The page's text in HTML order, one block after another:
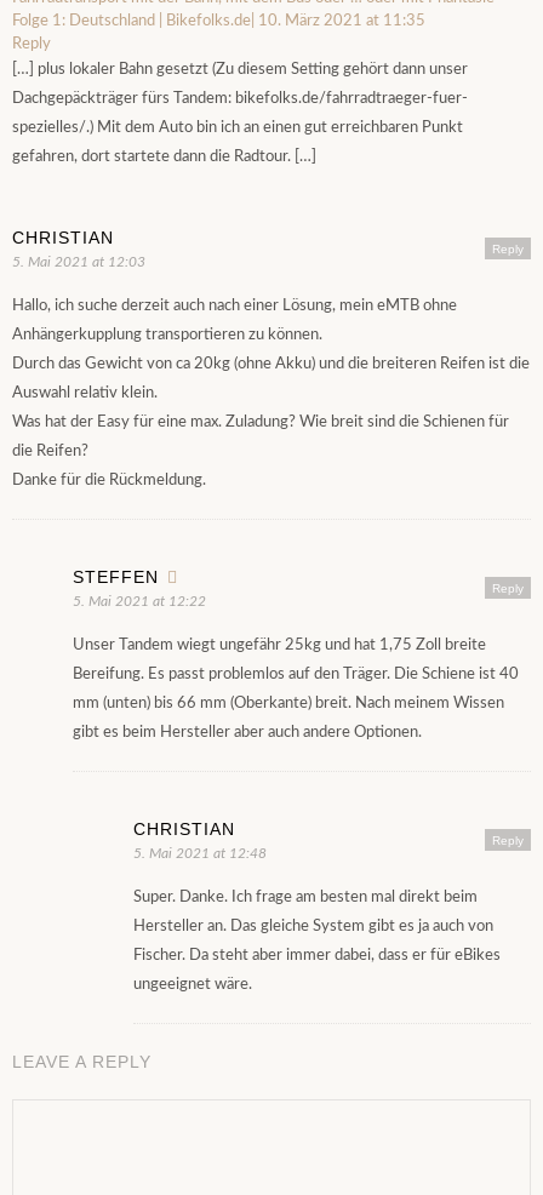
Folge 1: Deutschland | Bikefolks.de| 10. März 2021 at 11:35
Reply
[…] plus lokaler Bahn gesetzt (Zu diesem Setting gehört dann unser
Dachgepäckträger fürs Tandem: bikefolks.de/fahrradtraeger-fuer-
spezielles/.) Mit dem Auto bin ich an einen gut erreichbaren Punkt
gefahren, dort startete dann die Radtour. […]
CHRISTIAN
5. Mai 2021 at 12:03
Reply
Hallo, ich suche derzeit auch nach einer Lösung, mein eMTB ohne
Anhängerkupplung transportieren zu können.
Durch das Gewicht von ca 20kg (ohne Akku) und die breiteren Reifen ist die
Auswahl relativ klein.
Was hat der Easy für eine max. Zuladung? Wie breit sind die Schienen für
die Reifen?
Danke für die Rückmeldung.
STEFFEN
5. Mai 2021 at 12:22
Reply
Unser Tandem wiegt ungefähr 25kg und hat 1,75 Zoll breite
Bereifung. Es passt problemlos auf den Träger. Die Schiene ist 40
mm (unten) bis 66 mm (Oberkante) breit. Nach meinem Wissen
gibt es beim Hersteller aber auch andere Optionen.
CHRISTIAN
5. Mai 2021 at 12:48
Reply
Super. Danke. Ich frage am besten mal direkt beim
Hersteller an. Das gleiche System gibt es ja auch von
Fischer. Da steht aber immer dabei, dass er für eBikes
ungeeignet wäre.
LEAVE A REPLY